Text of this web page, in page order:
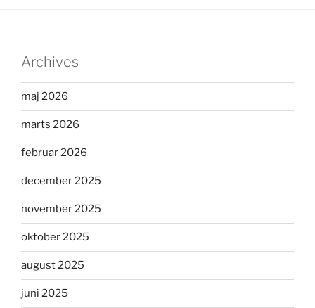
Archives
maj 2026
marts 2026
februar 2026
december 2025
november 2025
oktober 2025
august 2025
juni 2025